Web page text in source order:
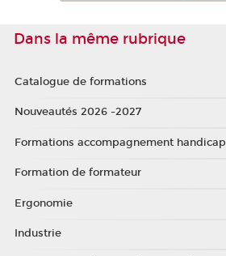
Dans la même rubrique
Catalogue de formations
Nouveautés 2026 -2027
Formations accompagnement handicap
Formation de formateur
Ergonomie
Industrie